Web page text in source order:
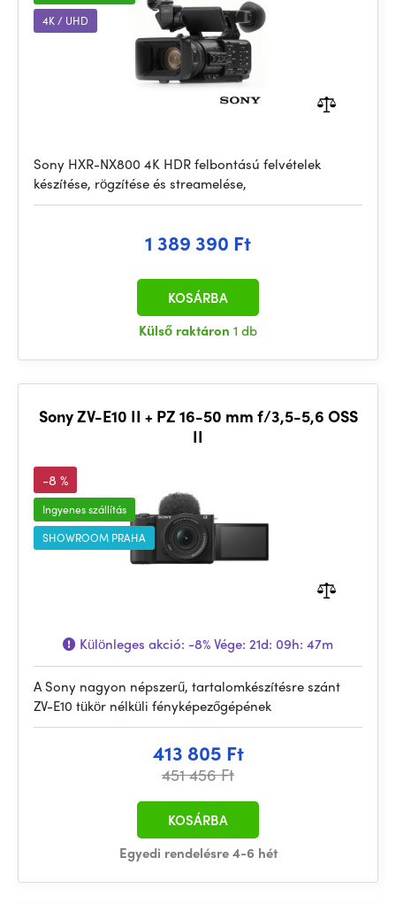
4K / UHD
Sony HXR-NX800 4K HDR felbontású felvételek
készítése, rögzítése és streamelése,
1 389 390 Ft
Külső raktáron 1 db
KOSÁRBA
Sony ZV-E10 II + PZ 16-50 mm f/3,5-5,6 OSS
II
-8 %
Ingyenes szállítás
SHOWROOM PRAHA
Különleges akció: -8%Vége: 21d: 09h: 47m
A Sony nagyon népszerű, tartalomkészítésre szánt
ZV-E10 tükör nélküli fényképezőgépének
413 805 Ft
451 456 Ft
Egyedi rendelésre 4-6 hét
KOSÁRBA